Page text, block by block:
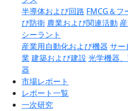
半導体および回路 FMCG＆フ
び防衛 農業および関連活動
シーラント
産業用自動化および機器 サー
業 建築および建設 光学機器
器
市場レポート
レポート一覧
一次研究